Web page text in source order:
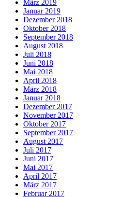
März 2019
Januar 2019
Dezember 2018
Oktober 2018
September 2018
August 2018
Juli 2018
Juni 2018
Mai 2018
April 2018
März 2018
Januar 2018
Dezember 2017
November 2017
Oktober 2017
September 2017
August 2017
Juli 2017
Juni 2017
Mai 2017
April 2017
März 2017
Februar 2017